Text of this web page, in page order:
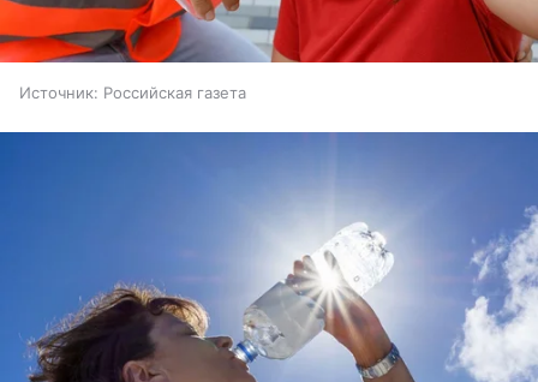
Источник: Российская газета